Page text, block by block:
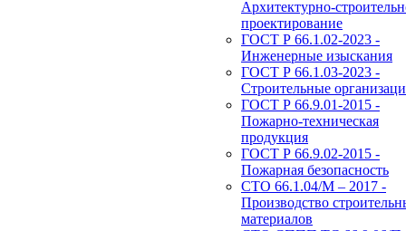
Архитектурно-
проектирование
ГОСТ Р 66.1.02-2023 -
Инженерные изыскания
ГОСТ Р 66.1.03-2023 -
Строительные
ГОСТ Р 66.9.01-2015 -
Пожарно-техническая
продукция
ГОСТ Р 66.9.02-2015 -
Пожарная безопасность
СТО 66.1.04/М – 2017 -
Производство
материалов